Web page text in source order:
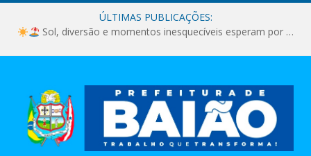
ÚLTIMAS PUBLICAÇÕES:
Sol, diversão e momentos inesquecíveis esperam por você!